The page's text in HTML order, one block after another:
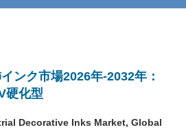
ンク市場2026年-2032年：
硬化型
Decorative Inks Market, Global